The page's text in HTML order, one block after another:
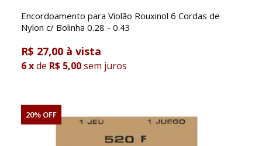
Encordoamento para Violão Rouxinol 6 Cordas de
Nylon c/ Bolinha 0.28 - 0.43
R$ 27,00
6xde R$ 5,00sem juros
20% OFF